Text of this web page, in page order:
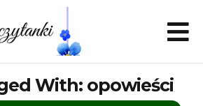
With: opowieści